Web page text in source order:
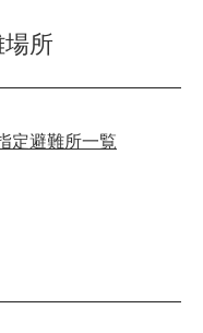
所
定避難所一覧